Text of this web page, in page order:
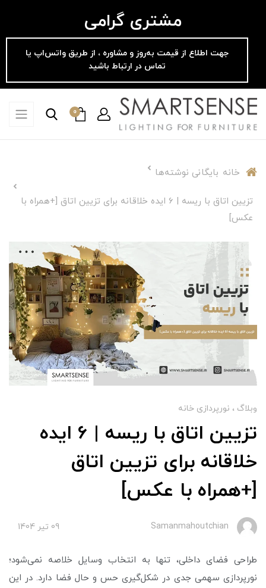
مشتری گرامی
جهت اطلاع از قیمت به‌روز و مشاوره ، از طریق واتس‌اپ یا
تماس در ارتباط باشید
0
خانه بایگانی نوشته‌ها
تزیین اتاق با ریسه | 6 ایده خلاقانه برای تزیین اتاق [+همراه با
عکس]
وبلاگ نورپردازی خانه
تزیین اتاق با ریسه | 6 ایده
خلاقانه برای تزیین اتاق
[+همراه با عکس]
Samanmahoutchian 09 تير 1404
طراحی فضای داخلی، تنها به انتخاب وسایل خلاصه نمی‌شود؛
نورپردازی سهمی جدی در شکل‌گیری حس و حال فضا دارد. در این